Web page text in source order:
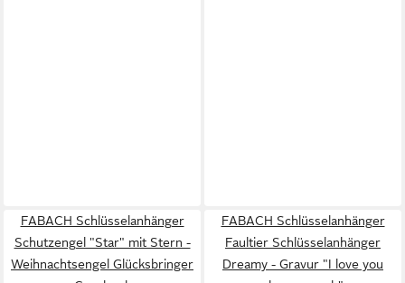
FABACH Schlüsselanhänger
Schutzengel "Star" mit Stern -
Weihnachtsengel Glücksbringer
FABACH Schlüsselanhänger
Faultier Schlüsselanhänger
Dreamy - Gravur "I love you